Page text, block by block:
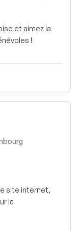
et aimez la
!
site internet,
la